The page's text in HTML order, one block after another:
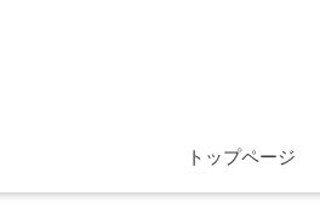
トップページ